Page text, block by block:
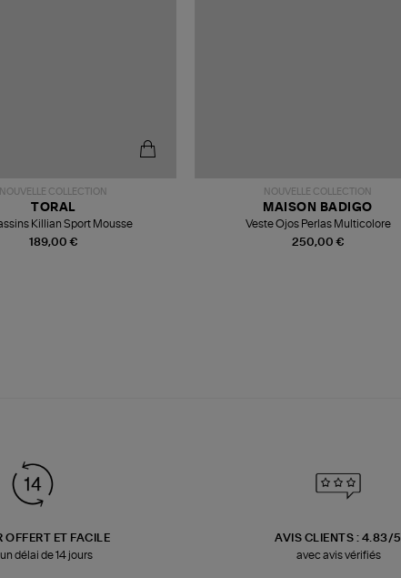
NOUVELLE COLLECTION
189,00 €
TORAL
Killian Sport Mousse
NOUVELLE COLLECTION
250,00 €
MAISON BADIGO
Veste Ojos Perlas Multicolore
OFFERT ET FACILE
délai de 14 jours
AVIS CLIENTS : 4.83/5
avec avis vérifiés